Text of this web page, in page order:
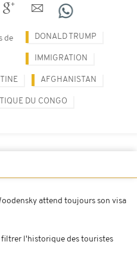
de DONALD TRUMP
IMMIGRATION
AFGHANISTAN
DU CONGO
attend toujours son visa
filtrer l'historique des touristes